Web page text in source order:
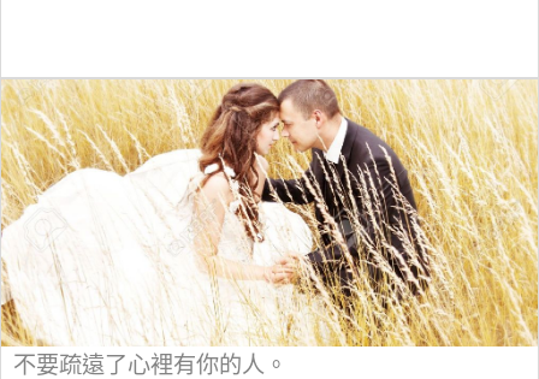
不要疏遠了心裡有你的人。